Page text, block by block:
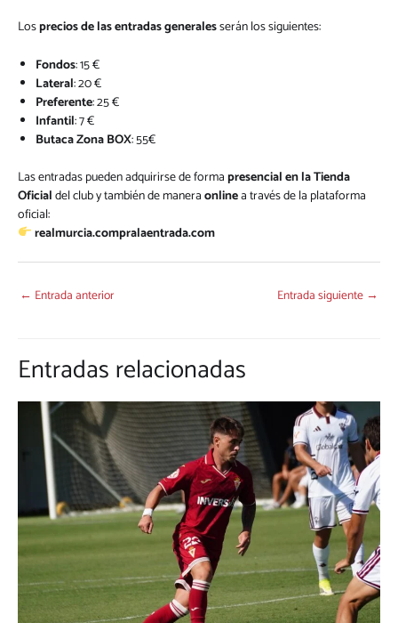
Losprecios de las entradas generalesserán los siguientes:
Fondos: 15 €
Lateral: 20 €
Preferente: 25 €
Infantil: 7 €
Butaca Zona BOX: 55€
Las entradas pueden adquirirse de formapresencial en la Tienda
Oficialdel club y también de maneraonlinea través de la plataforma
oficial:
realmurcia.compralaentrada.com
← Entrada anterior Entrada siguiente →
Entradas relacionadas